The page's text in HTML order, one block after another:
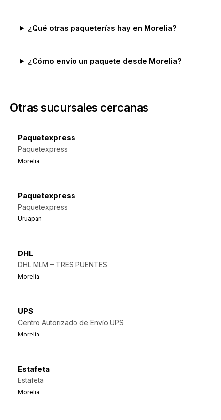
¿Qué otras paqueterías hay en Morelia?
¿Cómo envío un paquete desde Morelia?
Otras sucursales cercanas
Paquetexpress
Paquetexpress
Morelia
Paquetexpress
Paquetexpress
Uruapan
DHL
DHL MLM – TRES PUENTES
Morelia
UPS
Centro Autorizado de Envío UPS
Morelia
Estafeta
Estafeta
Morelia